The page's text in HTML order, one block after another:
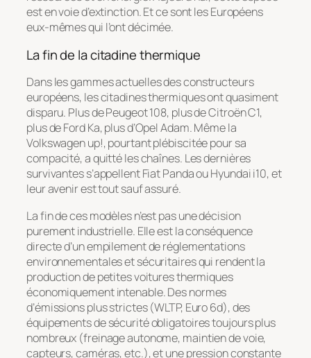
est en voie d’extinction. Et ce sont les Européens
eux-mêmes qui l’ont décimée.
La fin de la citadine thermique
Dans les gammes actuelles des constructeurs
européens, les citadines thermiques ont quasiment
disparu. Plus de Peugeot 108, plus de Citroën C1,
plus de Ford Ka, plus d’Opel Adam. Même la
Volkswagen up!, pourtant plébiscitée pour sa
compacité, a quitté les chaînes. Les dernières
survivantes s’appellent Fiat Panda ou Hyundai i10, et
leur avenir est tout sauf assuré.
La fin de ces modèles n’est pas une décision
purement industrielle. Elle est la conséquence
directe d’un empilement de réglementations
environnementales et sécuritaires qui rendent la
production de petites voitures thermiques
économiquement intenable. Des normes
d’émissions plus strictes (WLTP, Euro 6d), des
équipements de sécurité obligatoires toujours plus
nombreux (freinage autonome, maintien de voie,
capteurs, caméras, etc.), et une pression constante